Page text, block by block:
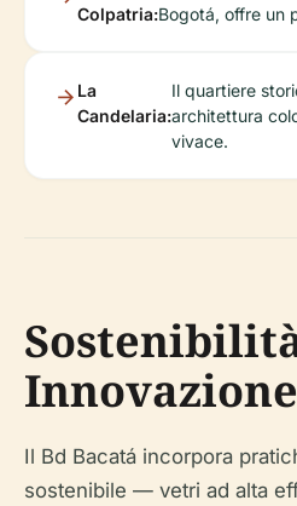
Colpatria:Bogotá, offre un
La
Candelaria:
Il quartiere
architettura
vivace.
Innovazione
Il Bd Bacatá incorpora
sostenibile — vetri ad alta